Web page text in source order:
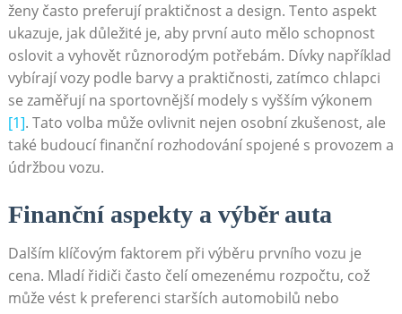
ženy často preferují praktičnost a design. Tento aspekt
ukazuje, jak důležité je, aby první auto mělo schopnost
oslovit a vyhovět různorodým potřebám. Dívky například
vybírají vozy podle barvy a praktičnosti, zatímco chlapci
se zaměřují na sportovnější modely s vyšším výkonem
[1]. Tato volba může ovlivnit nejen osobní zkušenost, ale
také budoucí finanční rozhodování spojené s provozem a
údržbou vozu.
Finanční aspekty a výběr auta
Dalším klíčovým faktorem při výběru prvního vozu je
cena. Mladí řidiči často čelí omezenému rozpočtu, což
může vést k preferenci starších automobilů nebo